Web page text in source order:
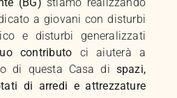
a giovani con disturbi
e disturbi generalizzati
contributo ci aiuterà a
di questa Casa di spazi,
di arredi e attrezzature